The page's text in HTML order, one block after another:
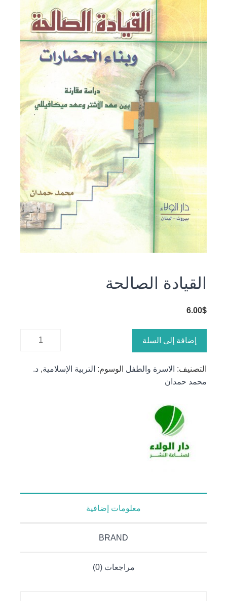
القيادة الصالحة
6.00$
إضافة إلى السلة
التصنيف: الاسرة والطفل الوسوم: التربية الإسلامية, د.
محمد حمدان
معلومات إضافية
BRAND
مراجعات (0)